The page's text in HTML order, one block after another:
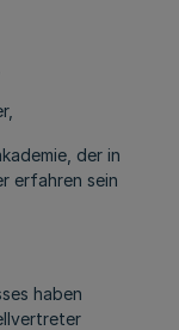
der in
erfahren sein
haben